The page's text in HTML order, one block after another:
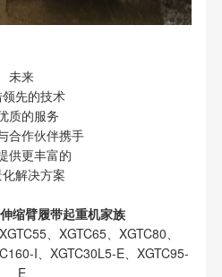
未来
先的技术
质的服务
合作伙伴携手
供更丰富的
解决方案
缩臂履带起重机家族
、XGTC65、XGTC80、
I、XGTC30L5-E、XGTC95-
E